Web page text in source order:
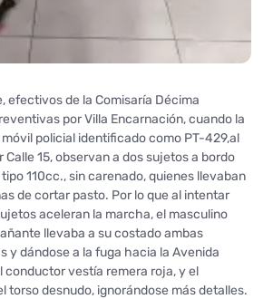
efectivos de la Comisaría Décima
por Villa Encarnación, cuando la
móvil policial identificado como PT-429,al
15, observan a dos sujetos a bordo
110cc., sin carenado, quienes llevaban
de cortar pasto. Por lo que al intentar
aceleran la marcha, el masculino
llevaba a su costado ambas
y dándose a la fuga hacia la Avenida
conductor vestía remera roja, y el
torso desnudo, ignorándose más detalles.